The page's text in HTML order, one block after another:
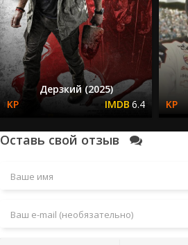
Дерзкий (2025)
6.4
Оставь свой отзыв